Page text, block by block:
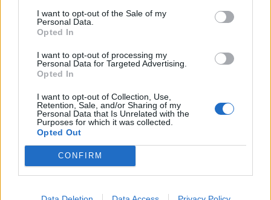
I want to opt-out of the Sale of my
Personal Data.
Opted In
I want to opt-out of processing my
Personal Data for Targeted Advertising.
Opted In
I want to opt-out of Collection, Use,
Retention, Sale, and/or Sharing of my
Personal Data that Is Unrelated with the
Purposes for which it was collected.
Opted Out
CONFIRM
ΣΧΕΤΙΚA AΡΘΡΑ
Θρίλερ στον Λυκαβηττό: Σε 57χρονη γυναίκα από την
ΕΛΛAΔΑ 14:59
Θρίλερ στον Λυκαβηττό: Σε
Θρίλερ στον Λυκαβηττό: Σε
Πνιγμοί στην Ελλάδα: Γιατί
Πνιγμοί στην Ελλάδα: Γιατί